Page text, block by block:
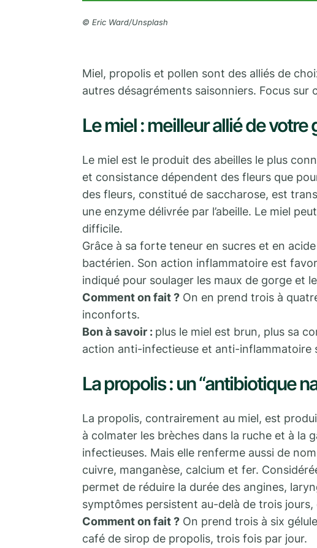
© Eric Ward/Unsplash
Miel, propolis et pollen sont des alliés de
autres désagréments saisonniers. Focus sur
Le miel : meilleur allié de votre
Le miel est le produit des abeilles le plus
et consistance dépendent des fleurs que
des fleurs, constitué de saccharose, est
une enzyme délivrée par l’abeille. Le miel
difficile.
Grâce à sa forte teneur en sucres et en
bactérien. Son action inflammatoire est
indiqué pour soulager les maux de gorge et
Comment on fait ? On en prend trois à
inconforts.
Bon à savoir : plus le miel est brun, plus sa
action anti-infectieuse et anti-inflammatoire
La propolis : un “antibiotique
La propolis, contrairement au miel, est
à colmater les brèches dans la ruche et à la
infectieuses. Mais elle renferme aussi de
cuivre, manganèse, calcium et fer.
permet de réduire la durée des angines,
symptômes persistent au-delà de trois
Comment on fait ? On prend trois à six
café de sirop de propolis, trois fois par jour.